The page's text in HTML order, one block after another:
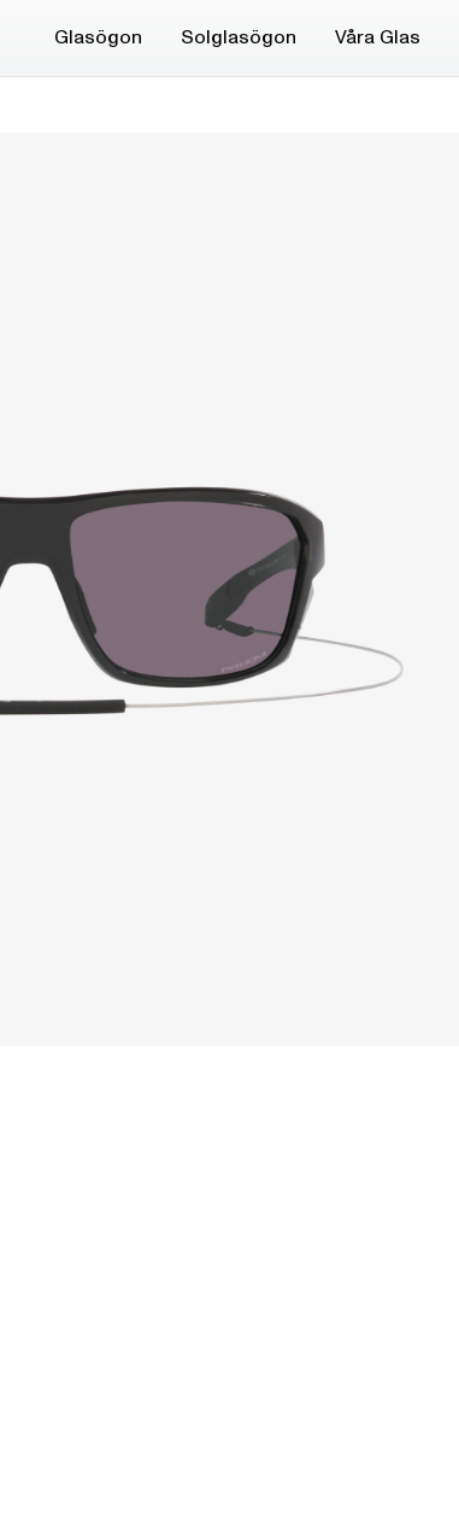
Glasögon Solglasögon Våra Glas